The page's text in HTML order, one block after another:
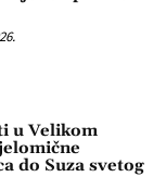
u Velikom
do Suza svetog